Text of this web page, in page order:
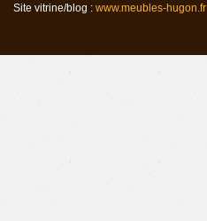
Site vitrine/blog : www.meubles-hugon.fr